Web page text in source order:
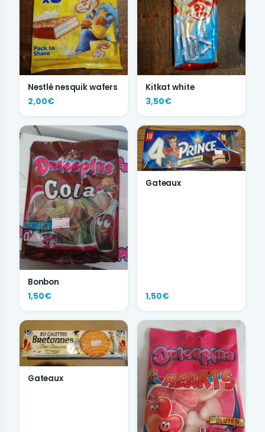
Nestlé nesquik wafers
2,00€
Kitkat white
3,50€
Bonbon
1,50€
Gateaux
1,50€
Gateaux